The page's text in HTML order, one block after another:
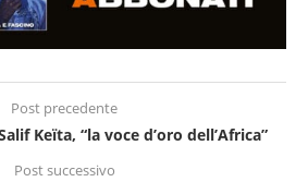
Post precedente
Keïta, “la voce d’oro dell’Africa”
Post successivo